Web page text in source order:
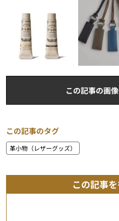
この記事の画
この記事のタグ
革小物（レザーグッズ）
この記事